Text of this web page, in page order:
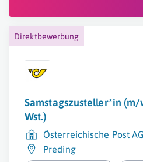
Direktbewerbung
Samstagszusteller*in
Wst.)
Österreichische Post AG
Preding